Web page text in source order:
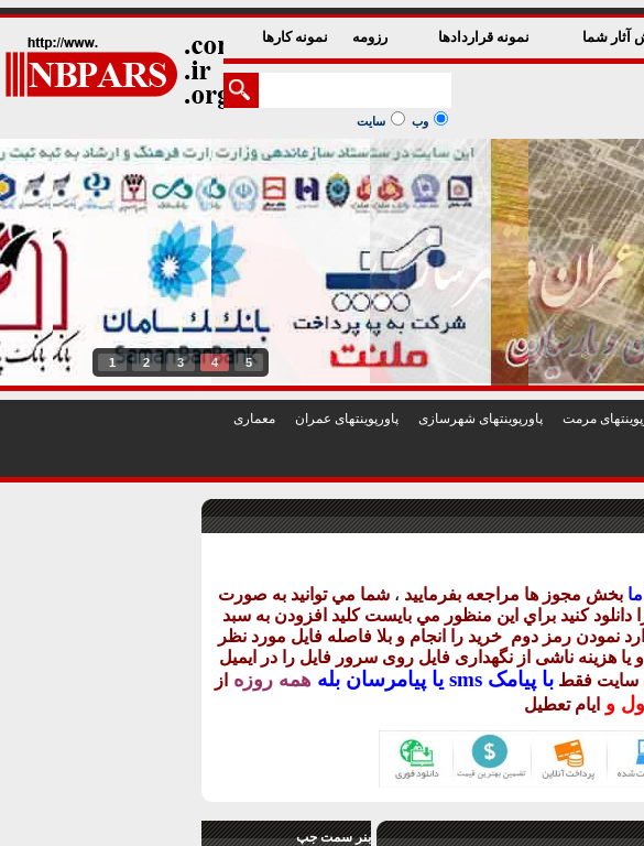
آثار شما نمونه قراردادها رزومه نمونه کارها
وب سایت
1 2 3 4 5
مرمت پاورپوينتهای شهرسازی پاورپوينتهای عمران معماری
بخش مجوز ها مراجعه بفرماييد ، شما مي توانيد به صورت
کنيد براي اين منظور مي بايست کليد افزودن به سبد
نمودن رمز دوم خريد را انجام و بلا فاصله فايل مورد نظر
يا هزينه ناشی از نگهداری فايل روی سرور فايل را در ايميل
سايت فقط با پيامک sms يا پيامرسان بله همه روزه از
و ايام تعطيل
بنر سمت جپ